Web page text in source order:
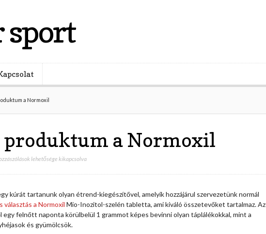
sport
a Normoxil
produktum a Normoxil
lehetősége kikapcsolva
kúrát tartanunk olyan étrend-kiegészítővel, amelyik hozzájárul szervezetünk normál
választás a Normoxil Mio-Inozitol-szelén tabletta, ami kiváló összetevőket tartalmaz. Az
egy felnőtt naponta körülbelül 1 grammot képes bevinni olyan táplálékokkal, mint a
és gyümölcsök.